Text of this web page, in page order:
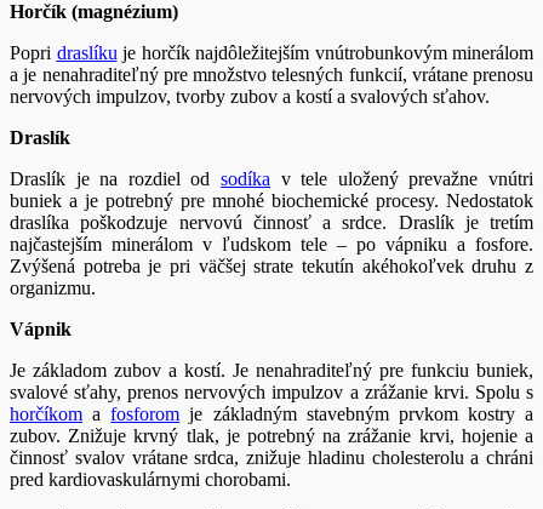
Horčík (magnézium)
Popri draslíku je horčík najdôležitejším vnútrobunkovým minerálom
a je nenahraditeľný pre množstvo telesných funkcií, vrátane prenosu
nervových impulzov, tvorby zubov a kostí a svalových sťahov.
Draslík
Draslík je na rozdiel od sodíka v tele uložený prevažne vnútri
buniek a je potrebný pre mnohé biochemické procesy. Nedostatok
draslíka poškodzuje nervovú činnosť a srdce. Draslík je tretím
najčastejším minerálom v ľudskom tele – po vápniku a fosfore.
Zvýšená potreba je pri väčšej strate tekutín akéhokoľvek druhu z
organizmu.
Vápnik
Je základom zubov a kostí. Je nenahraditeľný pre funkciu buniek,
svalové sťahy, prenos nervových impulzov a zrážanie krvi. Spolu s
horčíkom afosforom je základným stavebným prvkom kostry a
zubov. Znižuje krvný tlak, je potrebný na zrážanie krvi, hojenie a
činnosť svalov vrátane srdca, znižuje hladinu cholesterolu a chráni
pred kardiovaskulárnymi chorobami.